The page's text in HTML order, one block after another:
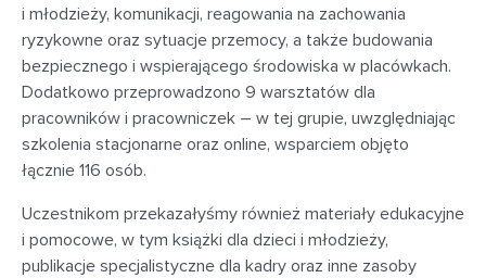
i młodzieży, komunikacji, reagowania na zachowania
ryzykowne oraz sytuacje przemocy, a także budowania
bezpiecznego i wspierającego środowiska w placówkach.
Dodatkowo przeprowadzono 9 warsztatów dla
pracowników i pracowniczek – w tej grupie, uwzględniając
szkolenia stacjonarne oraz online, wsparciem objęto
łącznie 116 osób.
Uczestnikom przekazałyśmy również materiały edukacyjne
i pomocowe, w tym książki dla dzieci i młodzieży,
publikacje specjalistyczne dla kadry oraz inne zasoby